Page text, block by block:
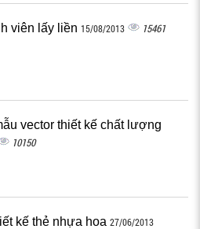
viên lấy liền 15/08/2013 15461
vector thiết kế chất lượng
10150
kế thẻ nhựa hoa 27/06/2013